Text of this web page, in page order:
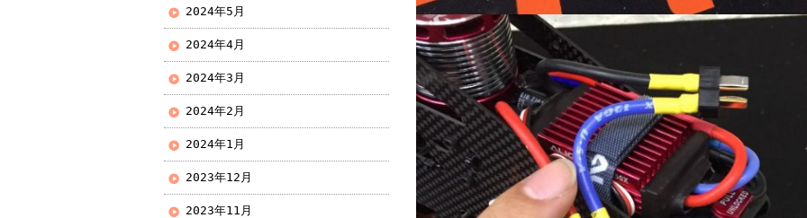
2024年5月
2024年4月
2024年3月
2024年2月
2024年1月
2023年12月
2023年11月